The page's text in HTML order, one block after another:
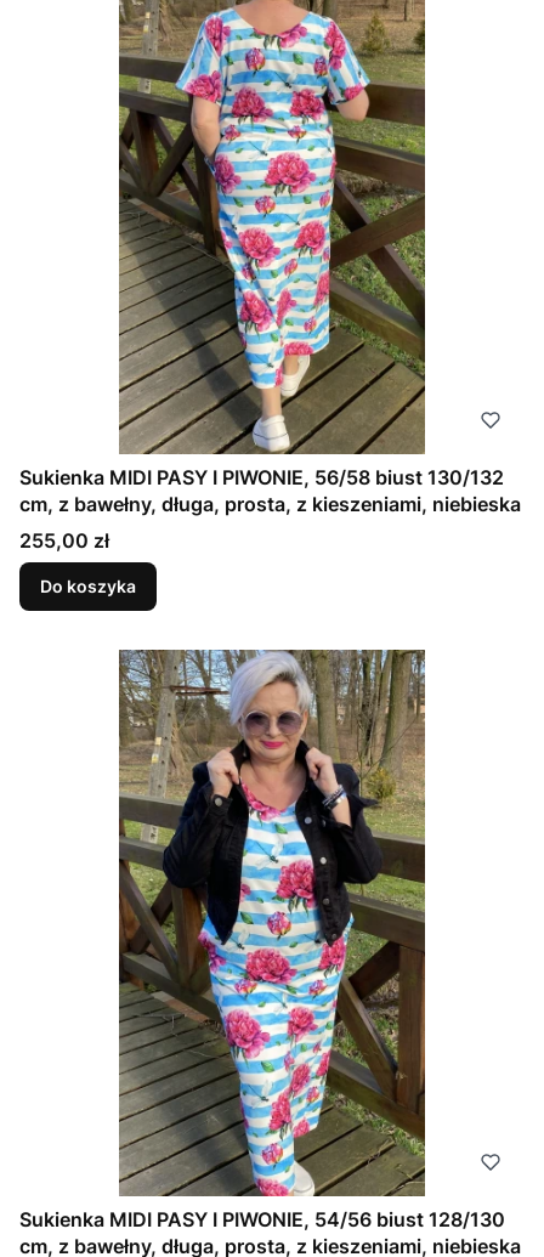
Sukienka MIDI PASY I PIWONIE, 56/58 biust 130/132
cm, z bawełny, długa, prosta, z kieszeniami, niebieska
Cena
255,00 zł
Do koszyka
Sukienka MIDI PASY I PIWONIE, 54/56 biust 128/130
cm, z bawełny, długa, prosta, z kieszeniami, niebieska